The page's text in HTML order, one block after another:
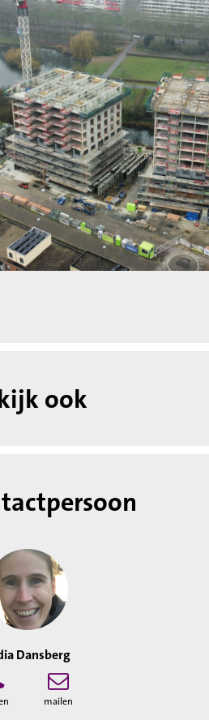
ook
Dansberg
mailen